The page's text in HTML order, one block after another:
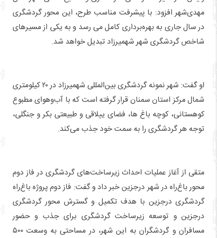
مهدی‌شهر افزود: با پیشرفت مناسب طرح، این محور گردشگری
در سال جاری به بهره‌برداری کامل می رسد و به یکی از مسیرهای
شاخص گردشگری شهر شهمیرزاد تبدیل خواهد شد.
او گفت: شهر نمونه گردشگری بین‌المللی شهمیرزاد در ۲۰ کیلومتری
شمال مرکز استان سمنان قرار گرفته‌ است که با آب‌وهوای مطبوع
کوهستانی، کوچه باغ ها، فضای ییلاقی و طبیعتی بکر و جنگلی،
توجه هر گردشگری را به سمت خود جذب می‌کند.
متقی از آغاز عملیات احداث زیرساخت‌های گردشگری در فاز دوم
محور باغ‌راه در شهر درجزین خبر داد و گفت: فاز دوم پروژه باغ‌راه
گردشگری درجزین با هدف تکمیل و گسترش محور گردشگری
درجزین و توسعه زیرساخت گردشگری برای جذب و حضور
مسافران و گردشگران به این شهر، در مساحتی به وسعت ۵۰۰